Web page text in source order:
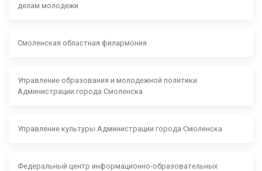
делам молодежи
Смоленская областная филармония
Управление образования и молодежной политики
Администрации города Смоленска
Управление культуры Администрации города Смоленска
Федеральный центр информационно-образовательных